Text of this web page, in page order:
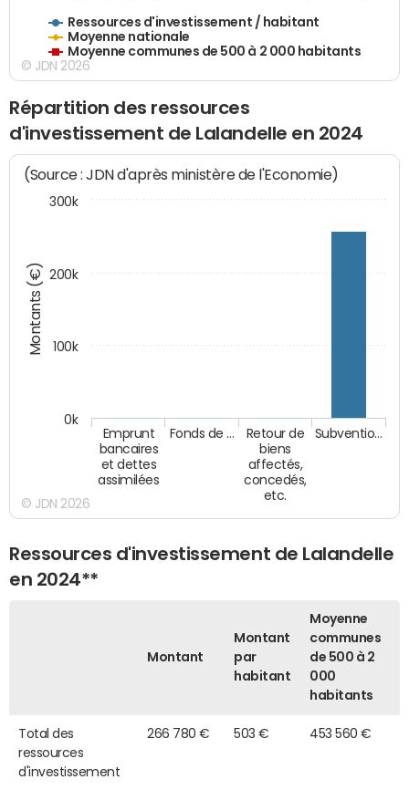
Ressources d'investissement / habitant
Moyenne nationale
Moyenne communes de 500 à 2 000 habitants
© JDN 2026
Répartition des ressources
d'investissement de Lalandelle en 2024
Montants (€)
(Source : JDN d'après ministère de l'Economie)
Emprunt
bancaires
et dettes
assimilées
Fonds de …
Retour de
biens
affectés,
concedés,
etc.
Subventio…
0k
100k
200k
300k
© JDN 2026
Ressources d'investissement de Lalandelle
en 2024**
Montant
Montant
par
habitant
Moyenne
communes
de 500 à 2
000
habitants
Total des
ressources
d'investissement
266 780 € 503 € 453 560 €